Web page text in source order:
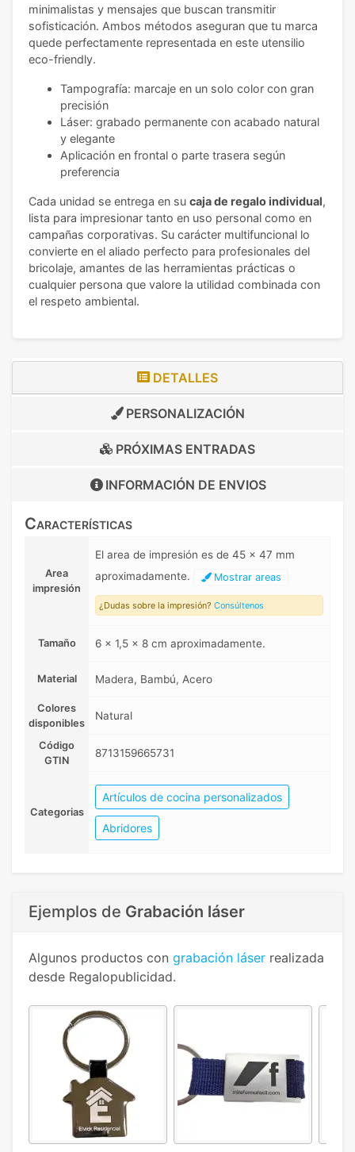
minimalistas y mensajes que buscan transmitir
sofisticación. Ambos métodos aseguran que tu marca
quede perfectamente representada en este utensilio
eco-friendly.
Tampografía: marcaje en un solo color con gran
precisión
Láser: grabado permanente con acabado natural
y elegante
Aplicación en frontal o parte trasera según
preferencia
Cada unidad se entrega en su caja de regalo individual,
lista para impresionar tanto en uso personal como en
campañas corporativas. Su carácter multifuncional lo
convierte en el aliado perfecto para profesionales del
bricolaje, amantes de las herramientas prácticas o
cualquier persona que valore la utilidad combinada con
el respeto ambiental.
DETALLES
PERSONALIZACIÓN
PRÓXIMAS ENTRADAS
INFORMACIÓN DE ENVIOS
Características
Area
impresión
El area de impresión es de 45 x 47 mm
aproximadamente.
Mostrar areas
¿Dudas sobre la impresión? Consúltenos
Tamaño 6 x 1,5 x 8 cm aproximadamente.
Material Madera, Bambú, Acero
Colores
disponibles
Natural
Código
GTIN
8713159665731
Categorias
Artículos de cocina personalizados
Abridores
Ejemplos de Grabación láser
Algunos productos con grabación láser realizada
desde Regalopublicidad.